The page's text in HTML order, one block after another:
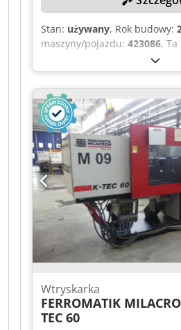
Stan: używany, Rok budowy:
maszyny/pojazdu: 423086,
wtrysku tworzyw sztucznych
Elektra 110 evolution
naszej aukcji przemysłowej/
(aukcja po zakończeniu
Friedberg GmbH – maszyny,
opakowaniowe i inne,
innych pozycji można
platformie. Dsdpfxjzqyllo Aa
Wtryskarka
FERROMATIK
TEC 60